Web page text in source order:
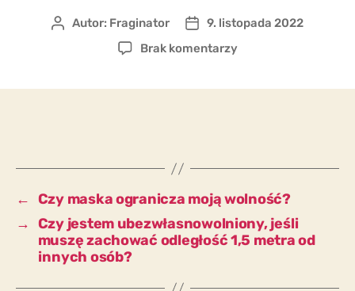
AutorAutor: Fraginator
Data
wpisu
9. listopada 2022
Brak komentarzydo
i
ubrania?
← Czy maska ogranicza moją wolność?
→ Czy jestem ubezwłasnowolniony, jeśli
muszę zachować odległość 1,5 metra od
innych osób?